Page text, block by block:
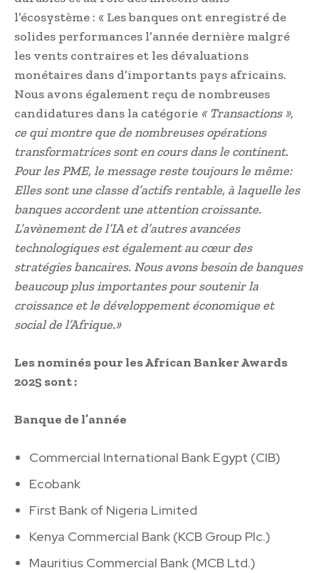
l’écosystème : « Les banques ont enregistré de
solides performances l’année dernière malgré
les vents contraires et les dévaluations
monétaires dans d’importants pays africains.
Nous avons également reçu de nombreuses
candidatures dans la catégorie « Transactions »,
ce qui montre que de nombreuses opérations
transformatrices sont en cours dans le continent.
Pour les PME, le message reste toujours le même:
Elles sont une classe d’actifs rentable, à laquelle les
banques accordent une attention croissante.
L’avènement de l’IA et d’autres avancées
technologiques est également au cœur des
stratégies bancaires. Nous avons besoin de banques
beaucoup plus importantes pour soutenir la
croissance et le développement économique et
social de l’Afrique.»
Les nominés pour les African Banker Awards
2025 sont :
Banque de l’année
Commercial International Bank Egypt (CIB)
Ecobank
First Bank of Nigeria Limited
Kenya Commercial Bank (KCB Group Plc.)
Mauritius Commercial Bank (MCB Ltd.)